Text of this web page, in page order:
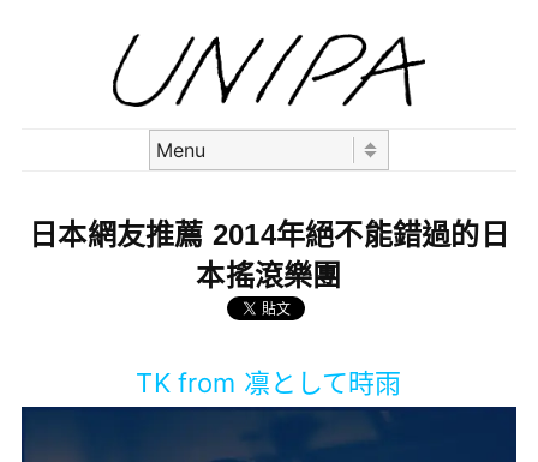
日本網友推薦 2014年絕不能錯過的日
本搖滾樂團
TK from 凛として時雨